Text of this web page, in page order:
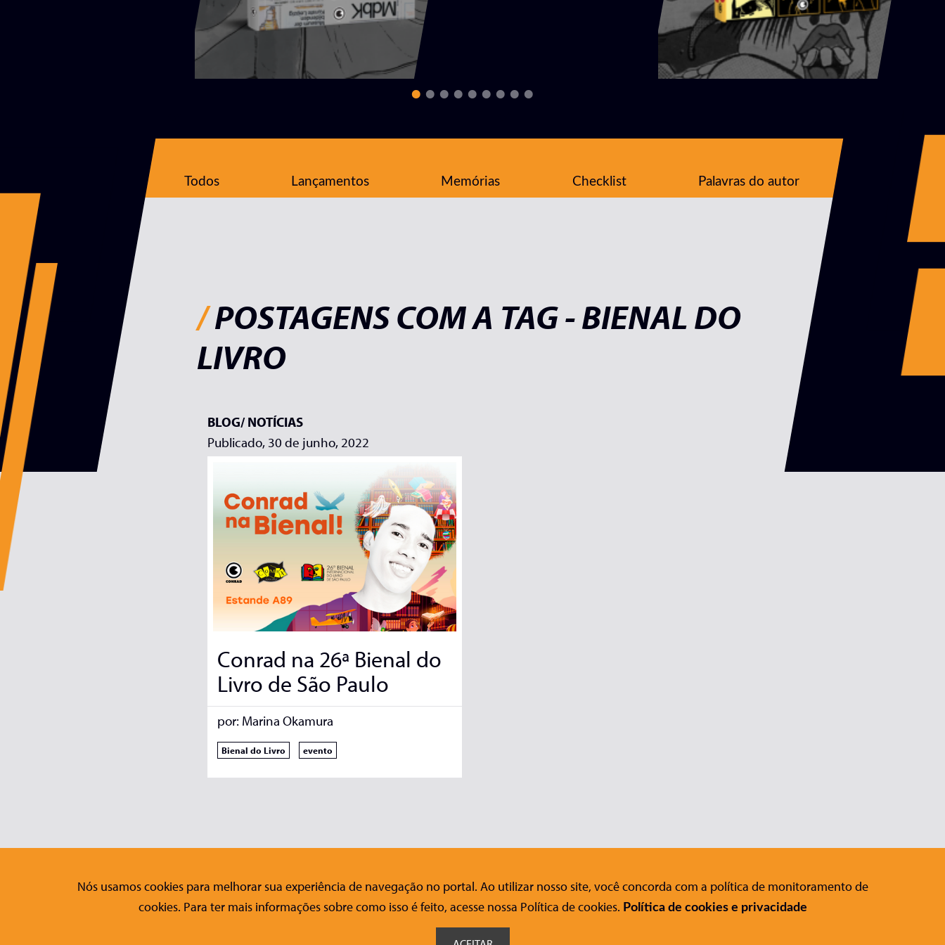
Todos Lançamentos Memórias Checklist Palavras do autor
/POSTAGENS COM A TAG - BIENAL DO
LIVRO
BLOG/NOTÍCIAS
Publicado, 30 de junho, 2022
Conrad na 26ª Bienal do
Livro de São Paulo
por: Marina Okamura
Bienal do Livro evento
Editora Conrad Fale Conosco
Contato
Ajuda Siga-nos nas redes sociais: Editora Conrad
Rua Gomes de Carvalho, 1306 , 11º
Nós usamos cookies para melhorar sua experiência de navegação no portal. Ao utilizar nosso site, você concorda com a política de monitoramento de
cookies. Para ter mais informações sobre como isso é feito, acesse nossa Política de cookies. Política de cookies e privacidade